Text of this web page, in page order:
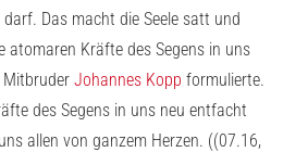
Das macht die Seele satt und
atomaren Kräfte des Segens in uns
Mitbruder Johannes Kopp formulierte.
des Segens in uns neu entfacht
allen von ganzem Herzen. ((07.16,